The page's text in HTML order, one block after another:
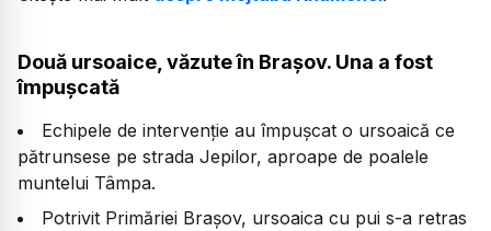
Două ursoaice, văzute în Brașov. Una a fost
împușcată
Echipele de intervenție au împușcat o ursoaică ce
pătrunsese pe strada Jepilor, aproape de poalele
muntelui Tâmpa.
Potrivit Primăriei Brașov, ursoaica cu pui s-a retras